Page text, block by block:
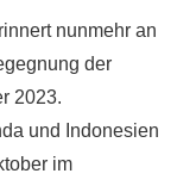
nunmehr an
der
2023.
und Indonesien
im